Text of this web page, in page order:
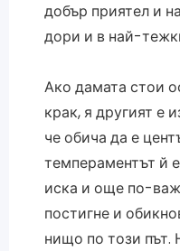
добър приятел и
дори и в най-
Ако дамата стои
крак, я другият е
че обича да е
темпераментът й
иска и още по-
постигне и
нищо по този път.